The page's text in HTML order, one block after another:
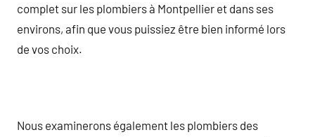
complet sur les plombiers à Montpellier et dans ses
environs, afin que vous puissiez être bien informé lors
de vos choix.
Nous examinerons également les plombiers des